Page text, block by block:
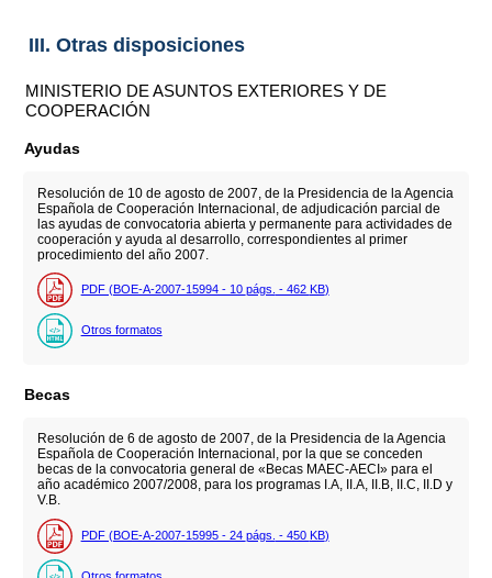
III. Otras disposiciones
MINISTERIO DE ASUNTOS EXTERIORES Y DE
COOPERACIÓN
Ayudas
Resolución de 10 de agosto de 2007, de la Presidencia de la Agencia
Española de Cooperación Internacional, de adjudicación parcial de
las ayudas de convocatoria abierta y permanente para actividades de
cooperación y ayuda al desarrollo, correspondientes al primer
procedimiento del año 2007.
PDF (BOE-A-2007-15994 - 10 págs. - 462 KB)
Otros formatos
Becas
Resolución de 6 de agosto de 2007, de la Presidencia de la Agencia
Española de Cooperación Internacional, por la que se conceden
becas de la convocatoria general de «Becas MAEC-AECI» para el
año académico 2007/2008, para los programas I.A, II.A, II.B, II.C, II.D y
V.B.
PDF (BOE-A-2007-15995 - 24 págs. - 450 KB)